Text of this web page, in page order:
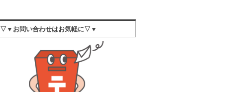
▽▼お問い合わせはお気軽に▽▼